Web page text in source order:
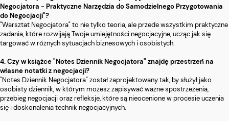
Negocjatora - Praktyczne Narzędzia do Samodzielnego Przygotowania
do Negocjacji"?
"Warsztat Negocjatora" to nie tylko teoria, ale przede wszystkim praktyczne
zadania, które rozwijają Twoje umiejętności negocjacyjne, ucząc jak się
targować w różnych sytuacjach biznesowych i osobistych.
4. Czy w książce "Notes Dziennik Negocjatora" znajdę przestrzeń na
własne notatki z negocjacji?
"Notes Dziennik Negocjatora" został zaprojektowany tak, by służył jako
osobisty dziennik, w którym możesz zapisywać ważne spostrzeżenia,
przebieg negocjacji oraz refleksje, które są nieocenione w procesie uczenia
się i doskonalenia technik negocjacyjnych.